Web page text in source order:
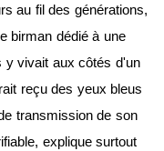
au fil des générations,
birman dédié à une
y vivait aux côtés d'un
reçu des yeux bleus
transmission de son
explique surtout